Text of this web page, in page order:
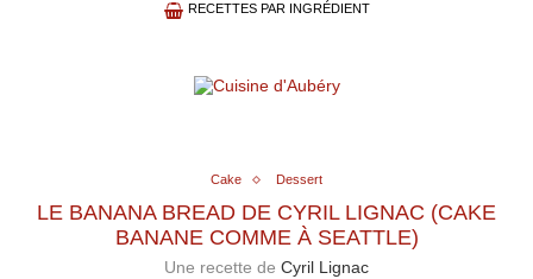
RECETTES PAR INGRÉDIENT
Cake Dessert
LE BANANA BREAD DE CYRIL LIGNAC (CAKE
BANANE COMME À SEATTLE)
Une recette de Cyril Lignac